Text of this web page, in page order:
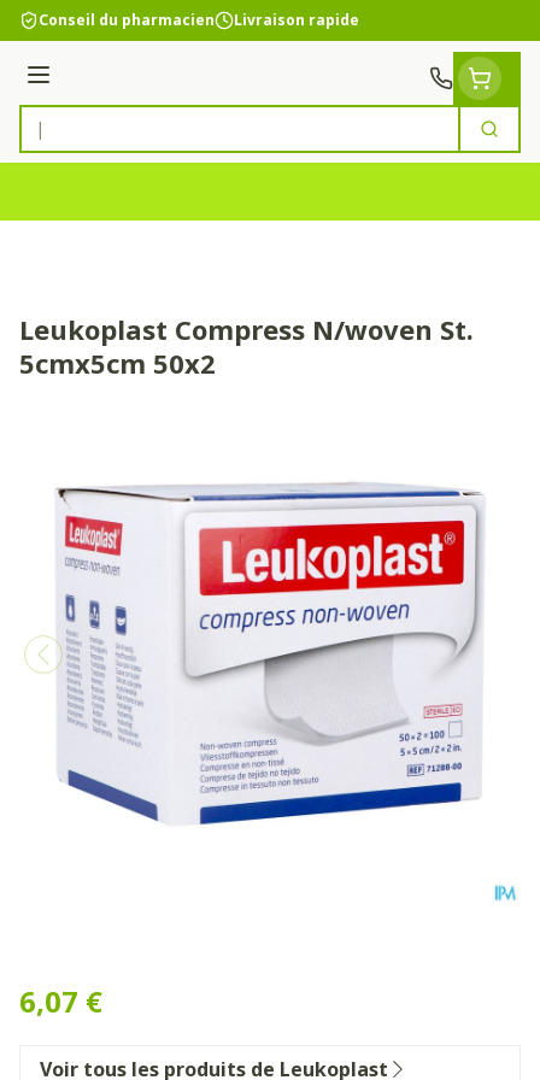
Aller au contenu
Conseil du pharmacien Livraison rapide
Menu
Rechercher
Leukoplast Compress N/woven St.
5cmx5cm 50x2
6,07 €
Voir tous les produits de Leukoplast